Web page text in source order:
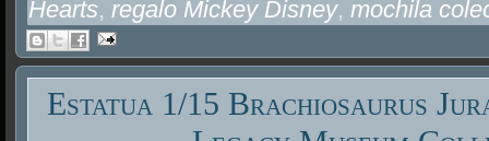
Hearts, regalo Mickey Disney, mochila
Estatua 1/15 Brachiosaurus